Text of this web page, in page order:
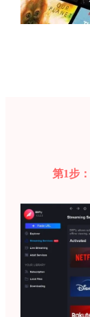
第1步：